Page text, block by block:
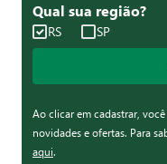
Qual sua região?
RS SP
Ao clicar em cadastrar,
novidades e ofertas. Para
aqui.